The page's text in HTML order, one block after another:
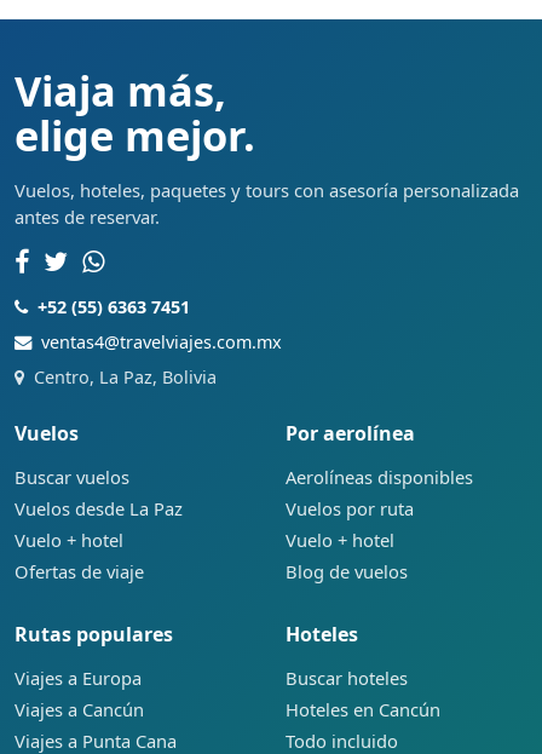
Viaja más,
elige mejor.
Vuelos, hoteles, paquetes y tours con asesoría personalizada
antes de reservar.
+52 (55) 6363 7451
ventas4@travelviajes.com.mx
Centro, La Paz, Bolivia
Vuelos
Buscar vuelos
Vuelos desde La Paz
Vuelo + hotel
Ofertas de viaje
Por aerolínea
Aerolíneas disponibles
Vuelos por ruta
Vuelo + hotel
Blog de vuelos
Rutas populares
Viajes a Europa
Viajes a Cancún
Viajes a Punta Cana
Hoteles
Buscar hoteles
Hoteles en Cancún
Todo incluido